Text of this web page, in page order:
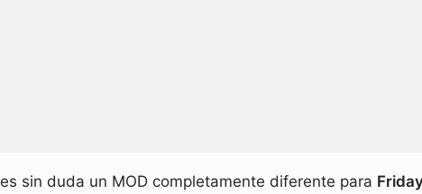
es sin duda un MOD completamente diferente para